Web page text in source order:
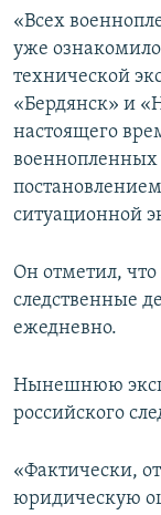
«Всех
уже
технической
«Бердянск» и
настоящего
ситуационной
Он отметил,
следственные
ежедневно.
Нынешнюю
российского
«Фактически, от
юридическую